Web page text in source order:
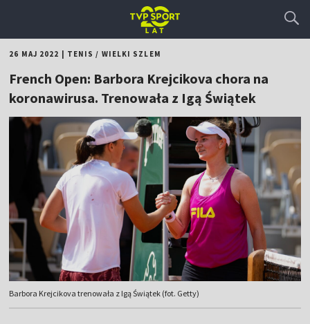
26 MAJ 2022 TENIS / WIELKI SZLEM
French Open: Barbora Krejcikova chora na
koronawirusa. Trenowała z Igą Świątek
Barbora Krejcikova trenowała z Igą Świątek (fot. Getty)